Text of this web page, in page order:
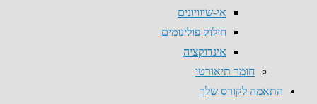
אי-שיוויונים
חילוק פולינומים
אינדוקציה
חומר תיאורטי
התאמה לקורס שלך